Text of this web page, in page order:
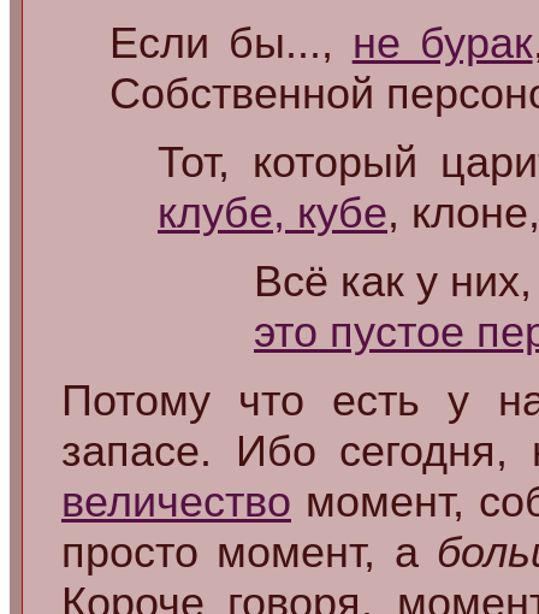
Если бы..., не бурак
Собственной
Тот, который
клубе, кубе,
Всё как у
это пустое
Потому что есть у
запасе. Ибо
величество момент,
просто момент, а
Короче говоря,